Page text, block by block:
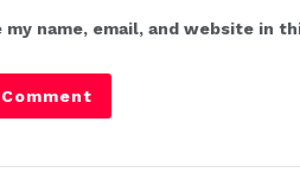
my name, email, and website in